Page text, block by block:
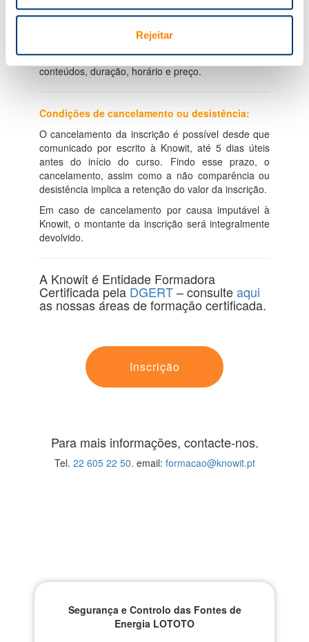
Rejeitar
devidamente formalizadas e pagas.
A Knowit desenvolve esta formação
para grupos de participantes da mesma
empresa/organização com ajustamento de
conteúdos, duração, horário e preço.
Condições de cancelamento ou desistência:
O cancelamento da inscrição é possível desde que
comunicado por escrito à Knowit, até 5 dias úteis
antes do início do curso. Findo esse prazo, o
cancelamento, assim como a não comparência ou
desistência implica a retenção do valor da inscrição.
Em caso de cancelamento por causa imputável à
Knowit, o montante da inscrição será integralmente
devolvido.
A Knowit é Entidade Formadora
Certificada pela DGERT– consulteaqui
as nossas áreas de formação certificada.
Inscrição
Para mais informações, contacte-nos.
Tel. 22 605 22 50. email: formacao@knowit.pt
Segurança e Controlo das Fontes de
Energia LOTOTO